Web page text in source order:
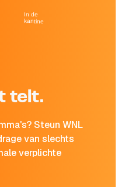
telt.
Steun WNL
van slechts
verplichte
In de
kantine